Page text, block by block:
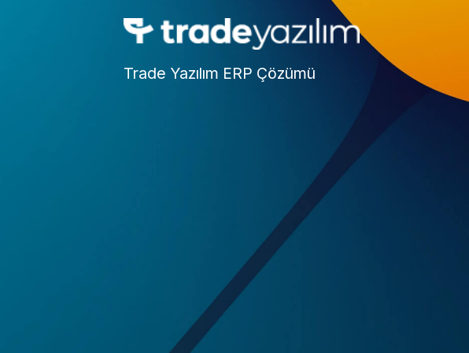
Trade Yazılım ERP Çözümü